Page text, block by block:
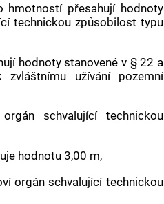
hmotností přesahují hodnoty
technickou způsobilost typu
hodnoty stanovené v § 22 a
užívání pozemní
schvalující technickou
hodnotu 3,00 m,
orgán schvalující technickou